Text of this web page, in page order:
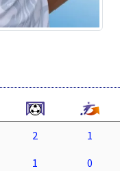
2 1
1 0